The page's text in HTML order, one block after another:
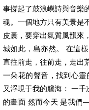
事撐起了鼓浪嶼詩與音樂
魂。一個地方只有美景是
皮囊，要穿出氣質風韻來
城如此，島亦然。 在這
直往前走，往前走，走出
一朵花的聲音，找到心靈
又浮現于我的腦海： 一
的畫面 然而今天 是我們